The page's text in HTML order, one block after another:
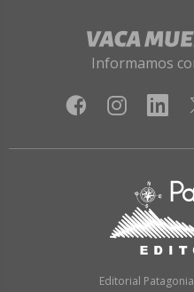
Informamos
Editorial